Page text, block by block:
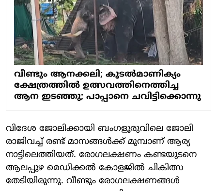
വീണ്ടും ആനക്കലി; കൂടല്‍മാണിക്യം
ക്ഷേത്രത്തില്‍ ഉത്സവത്തിനെത്തിച്ച
ആന ഇടഞ്ഞു; പാപ്പാനെ ചവിട്ടിക്കൊന്നു
വിദേശ ജോലിക്കായി ബംഗളൂരുവിലെ ജോലി
രാജിവച്ച് രണ്ട് മാസങ്ങള്‍ക്ക് മുമ്പാണ് ആര്യ
നാട്ടിലെത്തിയത്. രോഗലക്ഷണം കണ്ടയുടനെ
ആലപ്പുഴ മെഡിക്കല്‍ കോളജില്‍ ചികിത്സ
തേടിയിരുന്നു. വീണ്ടും രോഗലക്ഷണങ്ങള്‍